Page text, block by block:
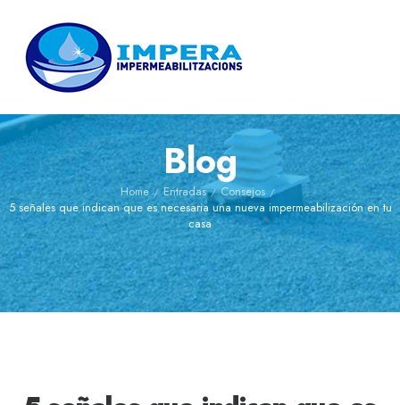
Blog
Home / Entradas / Consejos /
5 señales que indican que es necesaria una nueva impermeabilización en tu
casa